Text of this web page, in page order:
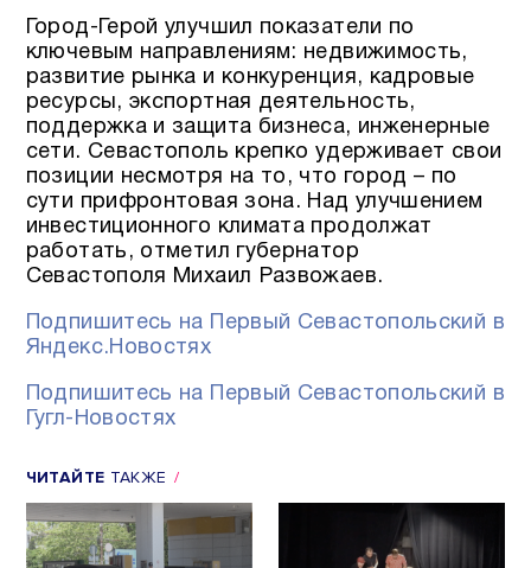
Город-Герой улучшил показатели по
ключевым направлениям: недвижимость,
развитие рынка и конкуренция, кадровые
ресурсы, экспортная деятельность,
поддержка и защита бизнеса, инженерные
сети. Севастополь крепко удерживает свои
позиции несмотря на то, что город – по
сути прифронтовая зона. Над улучшением
инвестиционного климата продолжат
работать, отметил губернатор
Севастополя Михаил Развожаев.
Подпишитесь на Первый Севастопольский в
Яндекс.Новостях
Подпишитесь на Первый Севастопольский в
Гугл-Новостях
ЧИТАЙТЕ ТАКЖЕ